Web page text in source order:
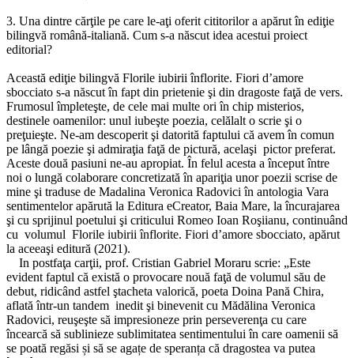
3. Una dintre cărţile pe care le-aţi oferit cititorilor a apărut în ediţie
bilingvă română-italiană. Cum s-a născut idea acestui proiect
editorial?
Această ediţie bilingvă Florile iubirii înflorite. Fiori d’amore
sbocciato s-a născut în fapt din prietenie şi din dragoste faţă de vers.
Frumosul împleteşte, de cele mai multe ori în chip misterios,
destinele oamenilor: unul iubeşte poezia, celălalt o scrie şi o
preţuieşte. Ne-am descoperit şi datorită faptului că avem în comun
pe lângă poezie şi admiraţia faţă de pictură, acelaşi pictor preferat.
Aceste două pasiuni ne-au apropiat. În felul acesta a început între
noi o lungă colaborare concretizată în apariţia unor poezii scrise de
mine şi traduse de Madalina Veronica Radovici în antologia Vara
sentimentelor apărută la Editura eCreator, Baia Mare, la încurajarea
şi cu sprijinul poetului şi criticului Romeo Ioan Roşiianu, continuând
cu volumul Florile iubirii înflorite. Fiori d’amore sbocciato, apărut
la aceeaşi editură (2021).
In postfaţa carţii, prof. Cristian Gabriel Moraru scrie: „Este
evident faptul că există o provocare nouă faţă de volumul său de
debut, ridicând astfel ştacheta valorică, poeta Doina Pană Chira,
aflată într-un tandem inedit şi binevenit cu Mădălina Veronica
Radovici, reuşeşte să impresioneze prin perseverenţa cu care
încearcă să sublinieze sublimitatea sentimentului în care oamenii să
se poată regăsi și să se agațe de speranța că dragostea va putea